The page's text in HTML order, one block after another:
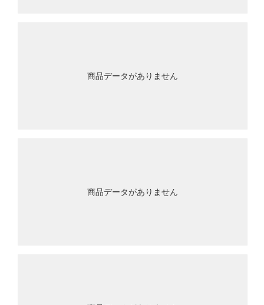
商品データがありません
商品データがありません